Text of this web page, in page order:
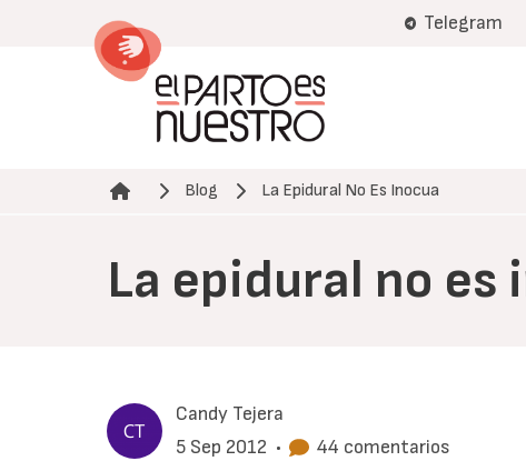
Telegram
Ruta de navegación
Blog La Epidural No Es Inocua
La epidural no es
Candy Tejera
5 Sep 2012 • 44 comentarios